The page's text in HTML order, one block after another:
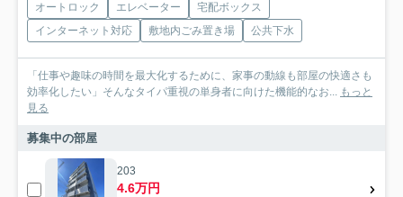
オートロック エレベーター
宅配ボックス
インターネット対応
敷地内ごみ置き場 公共下水
「仕事や趣味の時間を最大化するために、家事の動線も部屋の快適さも
効率化したい」そんなタイパ重視の単身者に向けた機能的なお... もっと
見る
募集中の部屋
203
4.6万円